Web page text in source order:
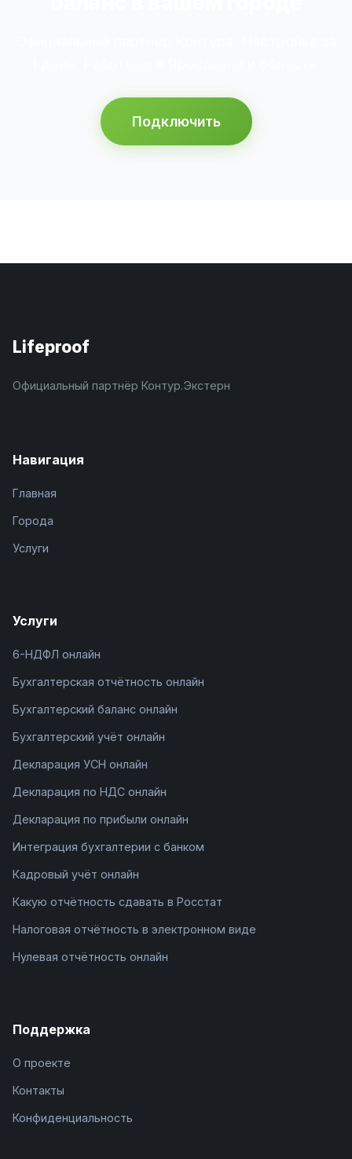
Подключить
Lifeproof
Официальный партнёр Контур.Экстерн
Навигация
Главная
Города
Услуги
Услуги
6-НДФЛ онлайн
Бухгалтерская отчётность онлайн
Бухгалтерский баланс онлайн
Бухгалтерский учёт онлайн
Декларация УСН онлайн
Декларация по НДС онлайн
Декларация по прибыли онлайн
Интеграция бухгалтерии с банком
Кадровый учёт онлайн
Какую отчётность сдавать в Росстат
Налоговая отчётность в электронном виде
Нулевая отчётность онлайн
Поддержка
О проекте
Контакты
Конфиденциальность